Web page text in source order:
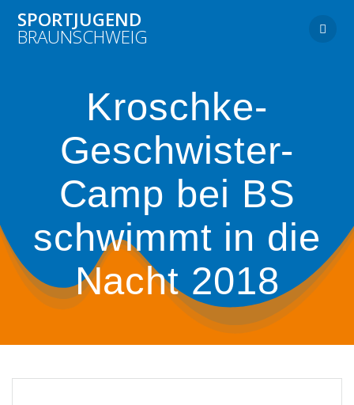
SPORTJUGEND
BRAUNSCHWEIG
Kroschke-
Geschwister-
Camp bei BS
schwimmt in die
Nacht 2018